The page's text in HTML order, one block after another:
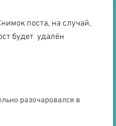
поста, на случай,
будет  удалён
разочаровался в